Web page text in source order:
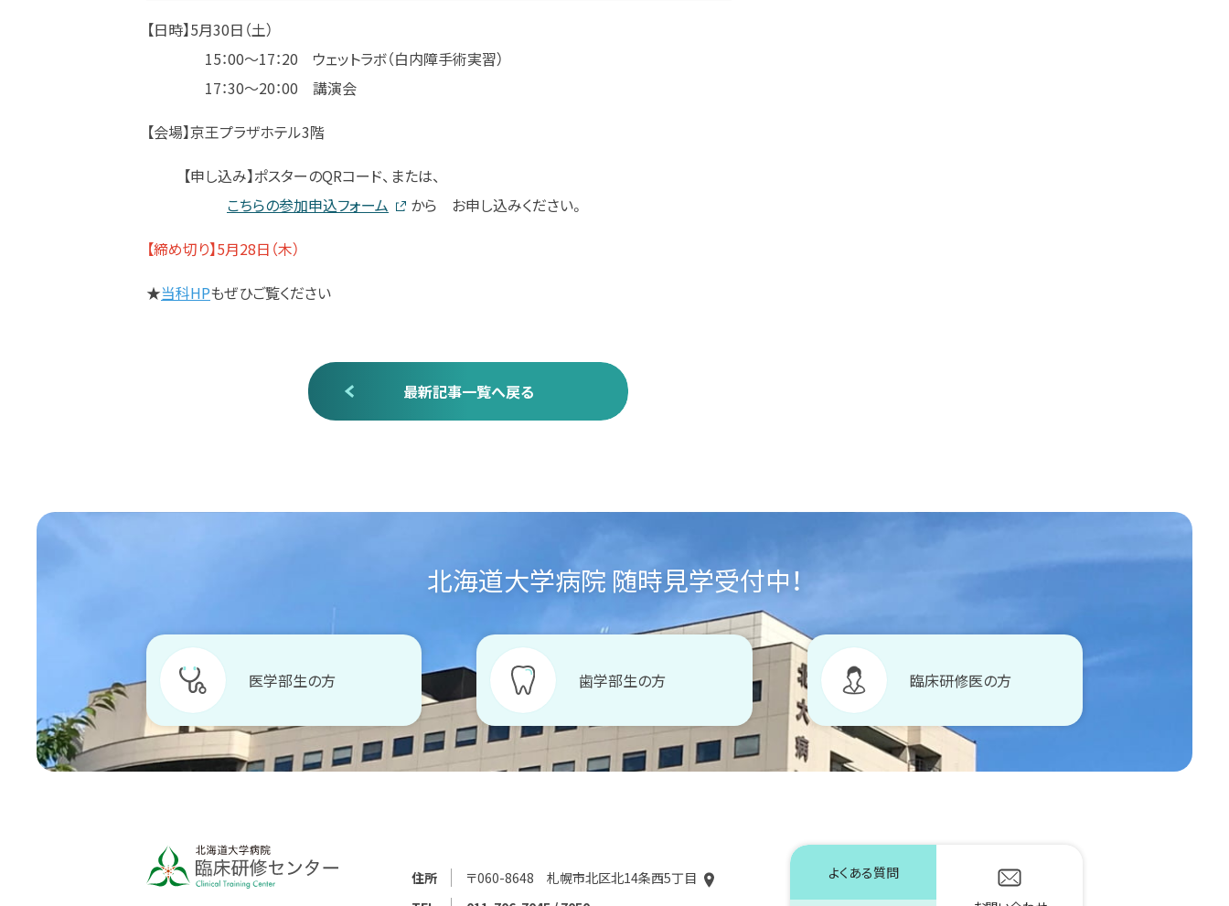
【日時】5月30日（土）
15：00～17：20 ウェットラボ（白内障手術実習）
17：30～20：00 講演会
【会場】京王プラザホテル3階
【申し込み】ポスターのQRコード、または、
こちらの参加申込フォーム
から お申し込みください。
【締め切り】5月28日（木）
★当科HPもぜひご覧ください
最新記事一覧へ戻る
北海道大学病院 随時見学受付中！
医学部生の方 歯学部生の方 臨床研修医の方
住所
〒060-8648 札幌市北区北14条西5丁目
よくある質問